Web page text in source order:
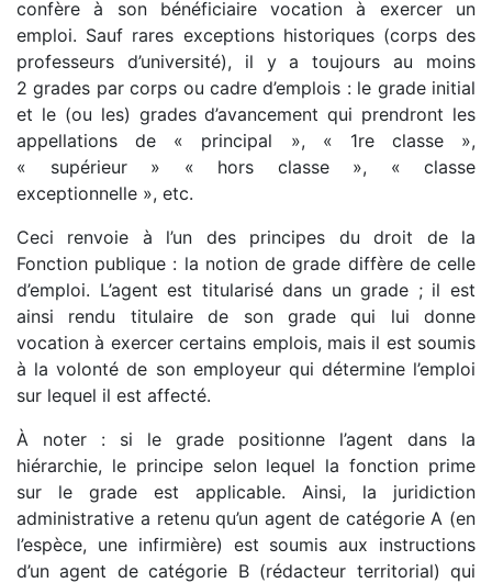
confère à son bénéficiaire vocation à exercer un
emploi. Sauf rares exceptions historiques (corps des
professeurs d’université), il y a toujours au moins
2 grades par corps ou cadre d’emplois : le grade initial
et le (ou les) grades d’avancement qui prendront les
appellations de « principal », « 1re classe »,
« supérieur » « hors classe », « classe
exceptionnelle », etc.
Ceci renvoie à l’un des principes du droit de la
Fonction publique : la notion de grade diffère de celle
d’emploi. L’agent est titularisé dans un grade ; il est
ainsi rendu titulaire de son grade qui lui donne
vocation à exercer certains emplois, mais il est soumis
à la volonté de son employeur qui détermine l’emploi
sur lequel il est affecté.
À noter : si le grade positionne l’agent dans la
hiérarchie, le principe selon lequel la fonction prime
sur le grade est applicable. Ainsi, la juridiction
administrative a retenu qu’un agent de catégorie A (en
l’espèce, une infirmière) est soumis aux instructions
d’un agent de catégorie B (rédacteur territorial) qui